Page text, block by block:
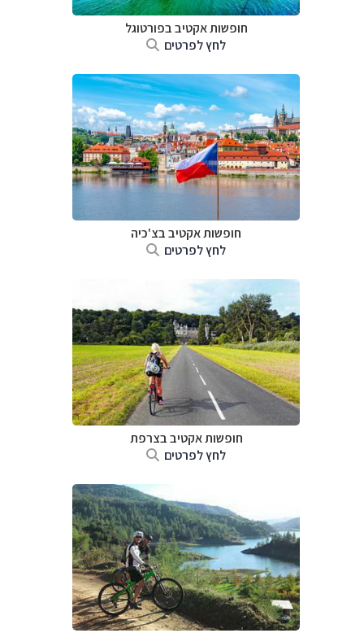
חופשות אקטיב בפורטוגל
לחץ לפרטים
חופשות אקטיב בצ'כיה
לחץ לפרטים
חופשות אקטיב בצרפת
לחץ לפרטים